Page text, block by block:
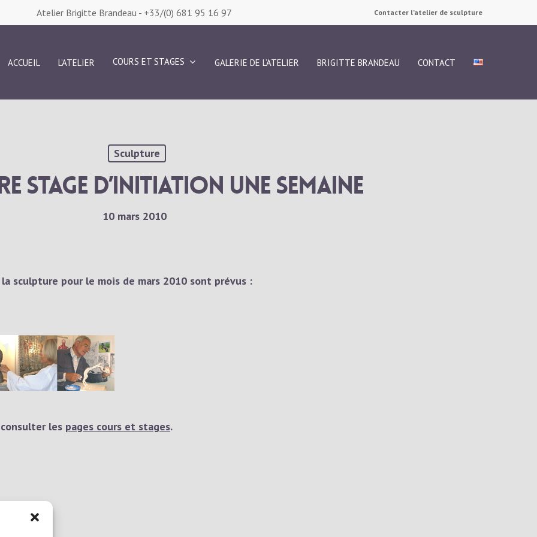
Atelier Brigitte Brandeau - +33/(0) 681 95 16 97 Contacter l’atelier de sculpture
ACCUEIL L’ATELIER COURS ET STAGES GALERIE DE L’ATELIER BRIGITTE BRANDEAU CONTACT
Sculpture
stage d’initiation une semaine
10 mars 2010
sculpture pour le mois de mars 2010 sont prévus :
les pages cours et stages.